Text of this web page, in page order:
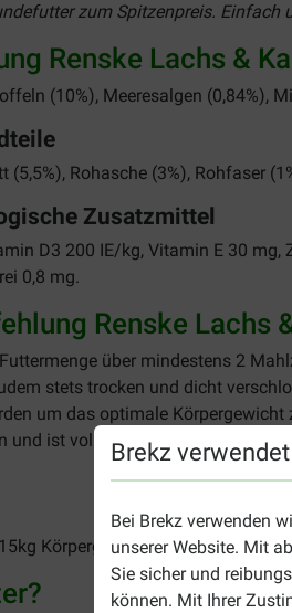
Brekz
Bei Brekz verwenden
unserer Website. Mit
Sie sicher und
können. Mit Ihrer
zum Spitzenpreis. Einfach
Renske Lachs &
(10%), Meeresalgen (0,84%),
(5,5%), Rohasche (3%), Rohfaser
Zusatzmittel
D3 200 IE/kg, Vitamin E 30
0,8 mg.
Renske
über mindestens 2
stets trocken und dicht
um das optimale
und ist vollkommen ausreichend,
Körpergewicht